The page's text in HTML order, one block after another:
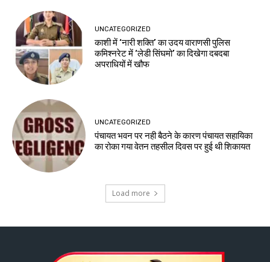
UNCATEGORIZED
काशी में ‘नारी शक्ति’ का उदय वाराणसी पुलिस
कमिश्नरेट में ‘लेडी सिंघमो’ का दिखेगा दबदबा
अपराधियों में खौफ
UNCATEGORIZED
पंचायत भवन पर नही बैठने के कारण पंचायत सहायिका
का रोका गया वेतन तहसील दिवस पर हुई थी शिकायत
Load more